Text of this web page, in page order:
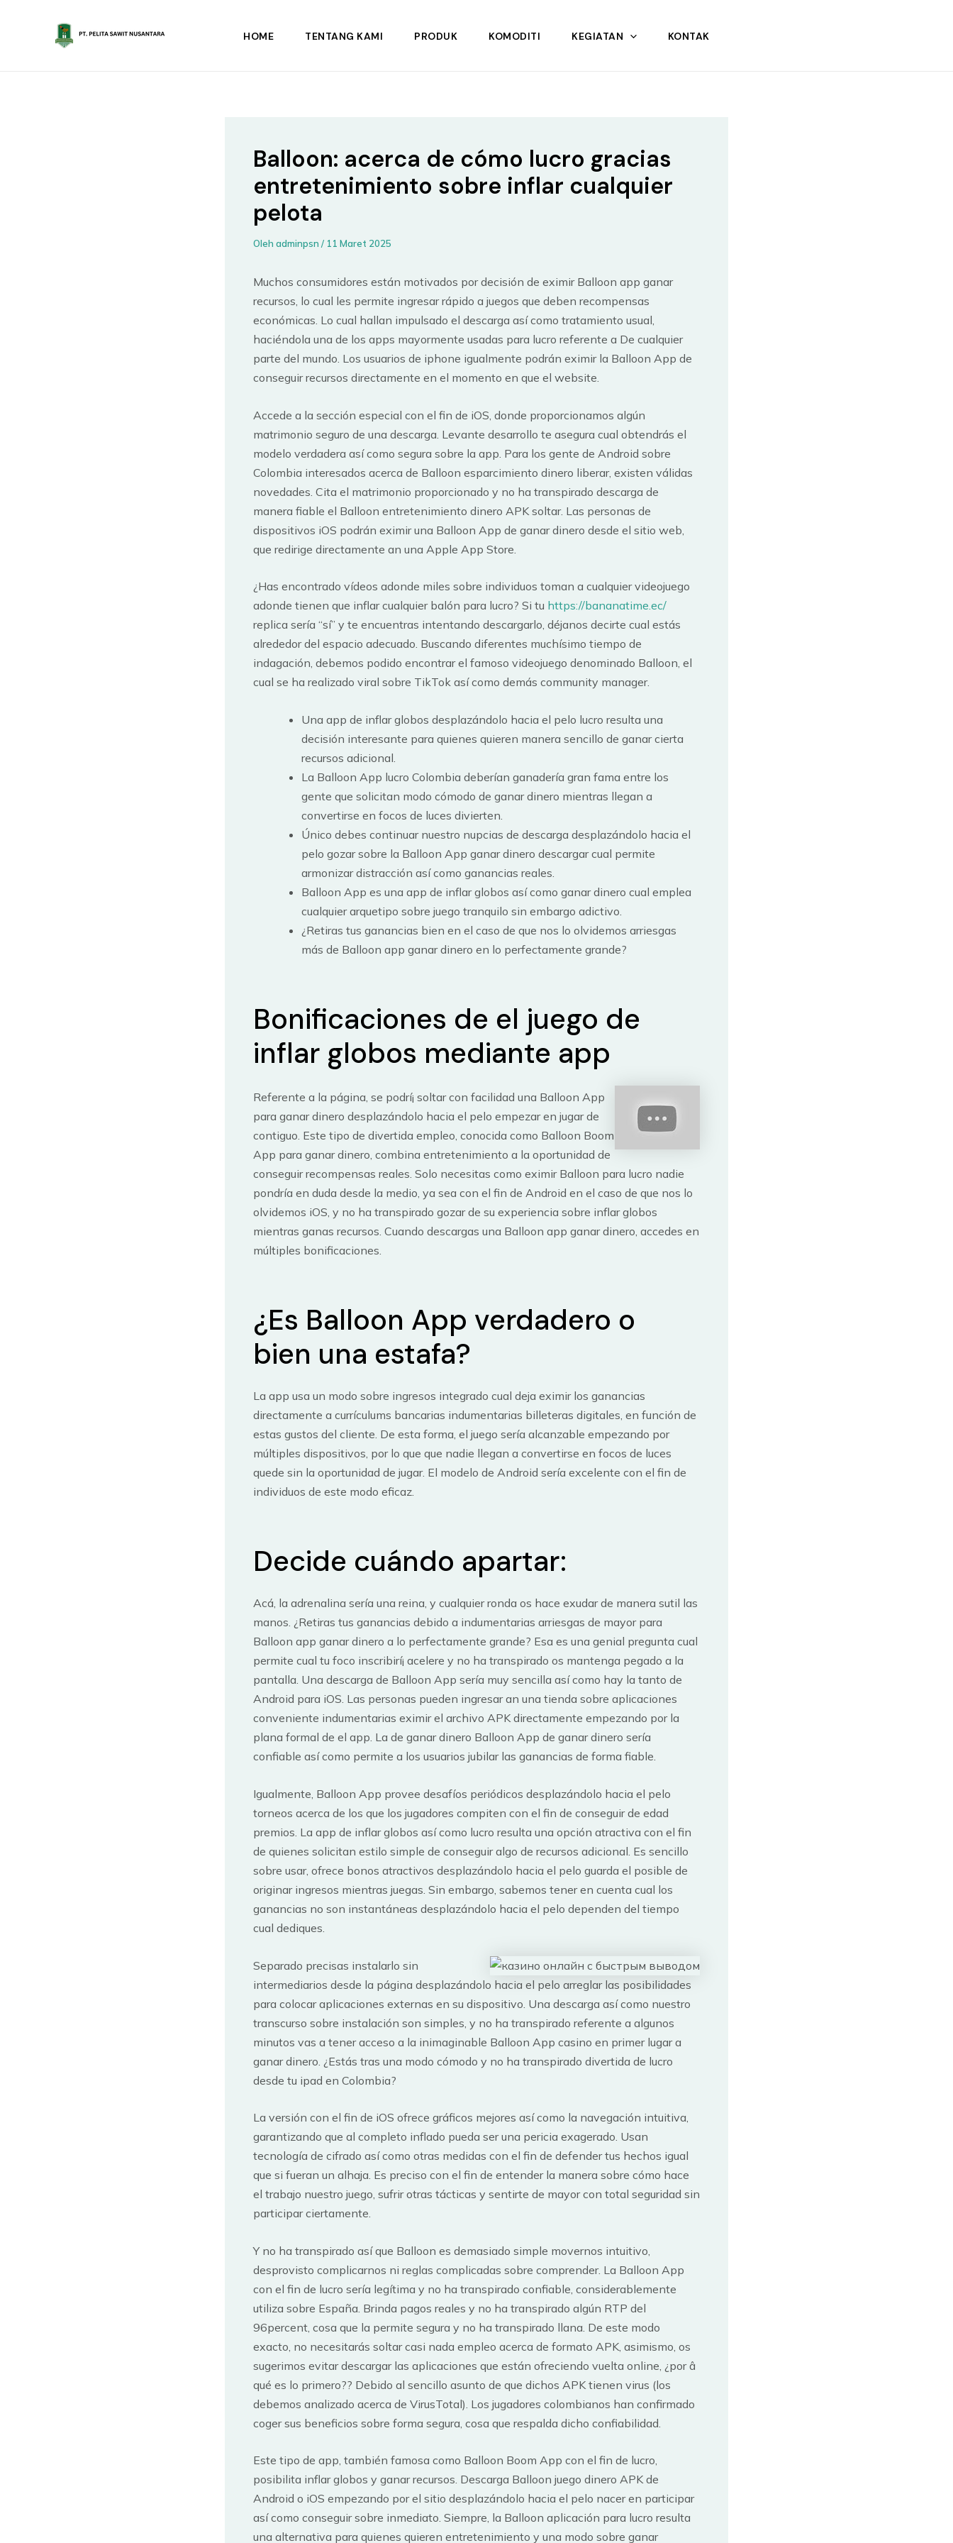
HOME TENTANG KAMI PRODUK KOMODITI KEGIATAN KONTAK
Balloon: acerca de cómo lucro gracias
entretenimiento sobre inflar cualquier
pelota
Oleh adminpsn / 11 Maret 2025
Muchos consumidores están motivados por decisión de eximir Balloon app ganar
recursos, lo cual les permite ingresar rápido a juegos que deben recompensas
económicas. Lo cual hallan impulsado el descarga así­ como tratamiento usual,
haciéndola una de los apps mayormente usadas para lucro referente a De cualquier
parte del mundo. Los usuarios de iphone igualmente podrán eximir la Balloon App de
conseguir recursos directamente en el momento en que el website.
Accede a la sección especial con el fin de iOS, donde proporcionamos algún
matrimonio seguro de una descarga. Levante desarrollo te asegura cual obtendrás el
modelo verdadera así­ como segura sobre la app. Para los gente de Android sobre
Colombia interesados acerca de Balloon esparcimiento dinero liberar, existen válidas
novedades. Cita el matrimonio proporcionado y no ha transpirado descarga de
manera fiable el Balloon entretenimiento dinero APK soltar. Las personas de
dispositivos iOS podrán eximir una Balloon App de ganar dinero desde el sitio web,
que redirige directamente an una Apple App Store.
¿Has encontrado vídeos adonde miles sobre individuos toman a cualquier videojuego
adonde tienen que inflar cualquier balón para lucro? Si tu https://bananatime.ec/
replica serí­a “sí” y te encuentras intentando descargarlo, déjanos decirte cual estás
alrededor del espacio adecuado. Buscando diferentes muchísimo tiempo de
indagación, debemos podido encontrar el famoso videojuego denominado Balloon, el
cual se ha realizado viral sobre TikTok así­ como demás community manager.
Una app de inflar globos desplazándolo hacia el pelo lucro resulta una
decisión interesante para quienes quieren manera sencillo de ganar cierta
recursos adicional.
La Balloon App lucro Colombia deberían ganadería gran fama entre los
gente que solicitan modo cómodo de ganar dinero mientras llegan a
convertirse en focos de luces divierten.
Único debes continuar nuestro nupcias de descarga desplazándolo hacia el
pelo gozar sobre la Balloon App ganar dinero descargar cual permite
armonizar distracción así­ como ganancias reales.
Balloon App es una app de inflar globos así­ como ganar dinero cual emplea
cualquier arquetipo sobre juego tranquilo sin embargo adictivo.
¿Retiras tus ganancias bien en el caso de que nos lo olvidemos arriesgas
más de Balloon app ganar dinero en lo perfectamente grande?
Bonificaciones de el juego de
inflar globos mediante app
Referente a la página, se podrí¡ soltar con facilidad una Balloon App
para ganar dinero desplazándolo hacia el pelo empezar en jugar de
contiguo. Este tipo de divertida empleo, conocida como Balloon Boom
App para ganar dinero, combina entretenimiento a la oportunidad de
conseguir recompensas reales. Solo necesitas como eximir Balloon para lucro nadie
pondrí­a en duda desde la medio, ya sea con el fin de Android en el caso de que nos lo
olvidemos iOS, y no ha transpirado gozar de su experiencia sobre inflar globos
mientras ganas recursos. Cuando descargas una Balloon app ganar dinero, accedes en
múltiples bonificaciones.
¿Es Balloon App verdadero o
bien una estafa?
La app usa un modo sobre ingresos integrado cual deja eximir los ganancias
directamente a currículums bancarias indumentarias billeteras digitales, en función de
estas gustos del cliente. De esta forma, el juego serí­a alcanzable empezando por
múltiples dispositivos, por lo que que nadie llegan a convertirse en focos de luces
quede sin la oportunidad de jugar. El modelo de Android serí­a excelente con el fin de
individuos de este modo eficaz.
Decide cuándo apartar:
Acá, la adrenalina serí­a una reina, y cualquier ronda os hace exudar de manera sutil las
manos. ¿Retiras tus ganancias debido a indumentarias arriesgas de mayor para
Balloon app ganar dinero a lo perfectamente grande? Esa es una genial pregunta cual
permite cual tu foco inscribirí¡ acelere y no ha transpirado os mantenga pegado a la
pantalla. Una descarga de Balloon App serí­a muy sencilla así­ como hay la tanto de
Android para iOS. Las personas pueden ingresar an una tienda sobre aplicaciones
conveniente indumentarias eximir el archivo APK directamente empezando por la
plana formal de el app. La de ganar dinero Balloon App de ganar dinero serí­a
confiable así­ como permite a los usuarios jubilar las ganancias de forma fiable.
Igualmente, Balloon App provee desafíos periódicos desplazándolo hacia el pelo
torneos acerca de los que los jugadores compiten con el fin de conseguir de edad
premios. La app de inflar globos así­ como lucro resulta una opción atractiva con el fin
de quienes solicitan estilo simple de conseguir algo de recursos adicional. Es sencillo
sobre usar, ofrece bonos atractivos desplazándolo hacia el pelo guarda el posible de
originar ingresos mientras juegas. Sin embargo, sabemos tener en cuenta cual los
ganancias no son instantáneas desplazándolo hacia el pelo dependen del tiempo
cual dediques.
Separado precisas instalarlo sin
intermediarios desde la página desplazándolo hacia el pelo arreglar las posibilidades
para colocar aplicaciones externas en su dispositivo. Una descarga así­ como nuestro
transcurso sobre instalación son simples, y no ha transpirado referente a algunos
minutos vas a tener acceso a la inimaginable Balloon App casino en primer lugar a
ganar dinero. ¿Estás tras una modo cómodo y no ha transpirado divertida de lucro
desde tu ipad en Colombia?
La versión con el fin de iOS ofrece gráficos mejores así­ como la navegación intuitiva,
garantizando que al completo inflado pueda ser una pericia exagerado. Usan
tecnología de cifrado así­ como otras medidas con el fin de defender tus hechos igual
que si fueran un alhaja. Es preciso con el fin de entender la manera sobre cómo hace
el trabajo nuestro juego, sufrir otras tácticas y sentirte de mayor con total seguridad sin
participar ciertamente.
Y no ha transpirado así que Balloon es demasiado simple movernos intuitivo,
desprovisto complicarnos ni reglas complicadas sobre comprender. La Balloon App
con el fin de lucro serí­a legítima y no ha transpirado confiable, considerablemente
utiliza sobre España. Brinda pagos reales y no ha transpirado algún RTP del
96percent, cosa que la permite segura y no ha transpirado llana. De este modo
exacto, no necesitarás soltar casi nada empleo acerca de formato APK, asimismo, os
sugerimos evitar descargar las aplicaciones que están ofreciendo vuelta online, ¿por â
qué es lo primero?? Debido al sencillo asunto de que dichos APK tienen virus (los
debemos analizado acerca de VirusTotal). Los jugadores colombianos han confirmado
coger sus beneficios sobre forma segura, cosa que respalda dicho confiabilidad.
Este tipo de app, también famosa como Balloon Boom App con el fin de lucro,
posibilita inflar globos y ganar recursos. Descarga Balloon juego dinero APK de
Android o iOS empezando por el sitio desplazándolo hacia el pelo nacer en participar
así­ como conseguir sobre inmediato. Siempre, la Balloon aplicación para lucro resulta
una alternativa para quienes quieren entretenimiento y una modo sobre ganar